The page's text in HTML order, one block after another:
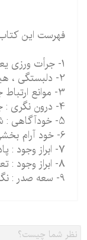
فهرست این
1- جرأت ورزی یعنی چه ؟
2- دلبستگی ، هیجان ها و جرأت ورزی
3- موانع ارتباط جرأت ورزانه
4- درون نگری : جستجوی الگوهای ارتباطی شما
5- خودآگاهی : شناسایی هیجان ها
6- خود آرام بخشی : ذهن آگاهی و مدیریت هیجان
7- ابراز وجود : پادری ، شمشیر و فانوس
8- ابراز وجود : تعیین مرزهای استوار
9- سعه صدر : نگه داشتن فانوس